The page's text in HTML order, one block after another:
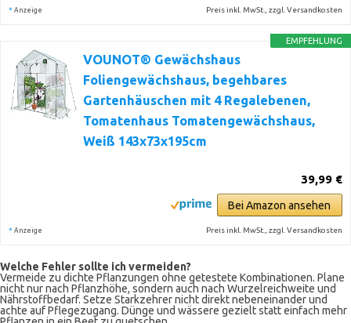
* Anzeige Preis inkl. MwSt., zzgl. Versandkosten
EMPFEHLUNG
VOUNOT® Gewächshaus
Foliengewächshaus, begehbares
Gartenhäuschen mit 4 Regalebenen,
Tomatenhaus Tomatengewächshaus,
Weiß 143x73x195cm
39,99 €
Bei Amazon ansehen
* Anzeige Preis inkl. MwSt., zzgl. Versandkosten
Welche Fehler sollte ich vermeiden?
Vermeide zu dichte Pflanzungen ohne getestete Kombinationen. Plane
nicht nur nach Pflanzhöhe, sondern auch nach Wurzelreichweite und
Nährstoffbedarf. Setze Starkzehrer nicht direkt nebeneinander und
achte auf Pflegezugang. Dünge und wässere gezielt statt einfach mehr